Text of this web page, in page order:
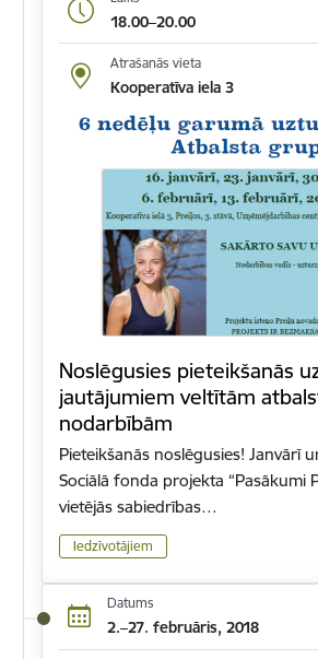
18.00–20.00
Atrašanās vieta
Kooperatīva iela 3
Noslēgusies pieteikšanās
jautājumiem veltītām
nodarbībām
Pieteikšanās noslēgusies! Janvārī
Sociālā fonda projekta “Pasākumi
vietējās sabiedrības…
Iedzīvotājiem
Datums
2.–27. februāris, 2018